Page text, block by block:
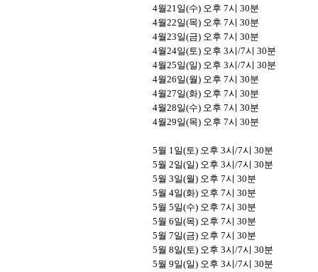
4월21일(수) 오후 7시 30분
4월22일(목) 오후 7시 30분
4월23일(금) 오후 7시 30분
4월24일(토) 오후 3시/7시 30분
4월25일(일) 오후 3시/7시 30분
4월26일(월) 오후 7시 30분
4월27일(화) 오후 7시 30분
4월28일(수) 오후 7시 30분
4월29일(목) 오후 7시 30분
5월 1일(토) 오후 3시/7시 30분
5월 2일(일) 오후 3시/7시 30분
5월 3일(월) 오후 7시 30분
5월 4일(화) 오후 7시 30분
5월 5일(수) 오후 7시 30분
5월 6일(목) 오후 7시 30분
5월 7일(금) 오후 7시 30분
5월 8일(토) 오후 3시/7시 30분
5월 9일(일) 오후 3시/7시 30분